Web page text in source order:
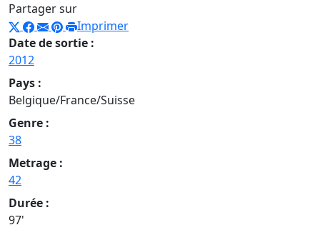
Partager sur
Imprimer
Date de sortie :
2012
Pays :
Belgique/France/Suisse
Genre :
38
Metrage :
42
Durée :
97'